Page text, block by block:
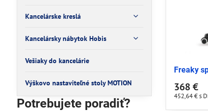
Freaky
368 €
452,64 €s
Potrebujete poradiť?
Kancelárske kreslá
Kancelársky nábytok Hobis
Vešiaky do kancelárie
Výškovo nastaviteľné stoly MOTION